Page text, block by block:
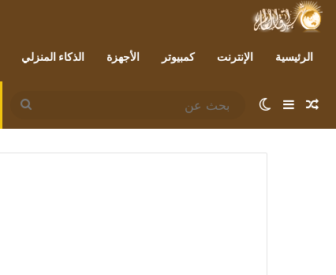
الرئيسية الإنترنت كمبيوتر الأجهزة الذكاء المنزلي
مقال عشوائي
إضافة عمود جانبي
الوضع المظلم
بحث
عن